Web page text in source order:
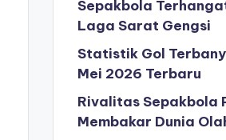
Sepakbola
Laga Sarat Gengsi
Statistik Gol
Mei 2026 Terbaru
Rivalitas Sepakbola
Membakar Dunia